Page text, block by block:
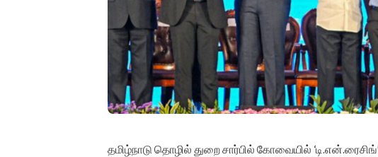
தமிழ்நாடு தொழில் துறை சார்பில் கோவையில்